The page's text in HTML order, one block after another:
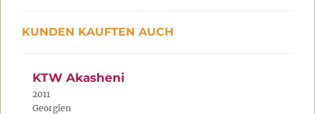
KUNDEN KAUFTEN AUCH
KTW Akasheni
2011
Georgien